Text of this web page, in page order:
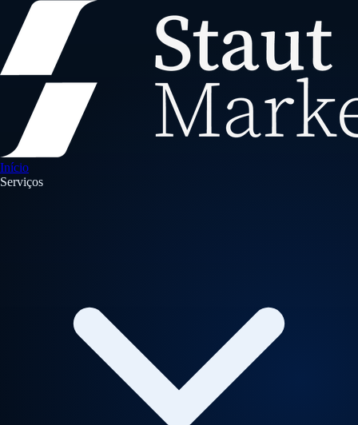
Início
Serviços